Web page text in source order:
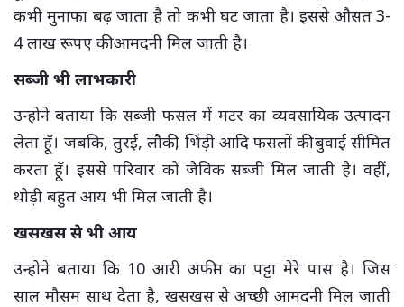
कभी मुनाफा बढ़ जाता है तो कभी घट जाता है। इससे औसत 3-
4 लाख रूपए की आमदनी मिल जाती है।
सब्जी भी लाभकारी
उन्होने बताया कि सब्जी फसल में मटर का व्यवसायिक उत्पादन
लेता हॅू। जबकि, तुरई, लौकी, भिंड़ी आदि फसलों की बुवाई सीमित
करता हॅू। इससे परिवार को जैविक सब्जी मिल जाती है। वहीं,
थोड़ी बहुत आय भी मिल जाती है।
खसखस से भी आय
उन्होने बताया कि 10 आरी अफीम का पट्टा मेरे पास है। जिस
साल मौसम साथ देता है, खसखस से अच्छी आमदनी मिल जाती